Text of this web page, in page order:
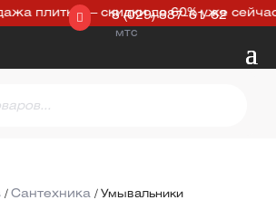
— скидки до 60% уже сейчас →

8 (029) 887-61-62
мтс
/Сантехника / Умывальники